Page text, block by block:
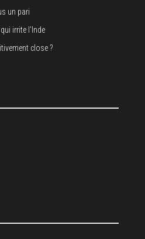
un pari
irrite l’Inde
close ?